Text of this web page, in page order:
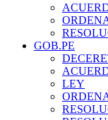
GOB.PE
LEY